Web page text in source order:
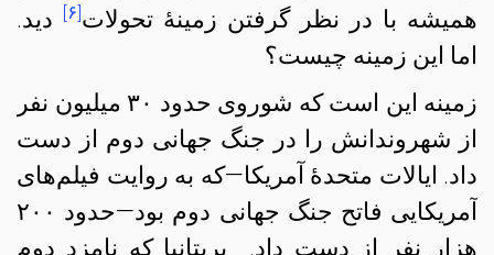
همیشه با در نظر گرفتن زمینهٔ تحولات[۶]
دید.
اما این زمینه چیست؟
زمینه این است که شوروی حدود ۳۰ میلیون نفر
از شهروندانش را در جنگ جهانی دوم از دست
داد. ایالات متحدهٔ آمریکا—که به روایت فیلم‌های
آمریکایی فاتح جنگ جهانی دوم بود—حدود ۲۰۰
هزار نفر از دست داد. بریتانیا که نامزد دوم